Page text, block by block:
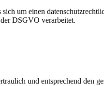
um einen
der DSGVO verarbeitet.
und entsprechend den